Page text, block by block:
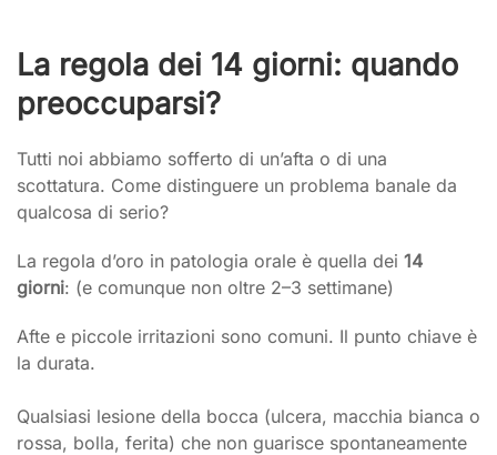
La regola dei 14 giorni: quando
preoccuparsi?
Tutti noi abbiamo sofferto di un’afta o di una
scottatura. Come distinguere un problema banale da
qualcosa di serio?
La regola d’oro in patologia orale è quella dei 14
giorni: (e comunque non oltre 2–3 settimane)
Afte e piccole irritazioni sono comuni. Il punto chiave è
la durata.
Qualsiasi lesione della bocca (ulcera, macchia bianca o
rossa, bolla, ferita) che non guarisce spontaneamente